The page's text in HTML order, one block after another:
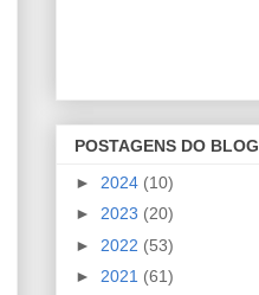
POSTAGENS DO BLOG
► 2024 (10)
► 2023 (20)
► 2022 (53)
► 2021 (61)